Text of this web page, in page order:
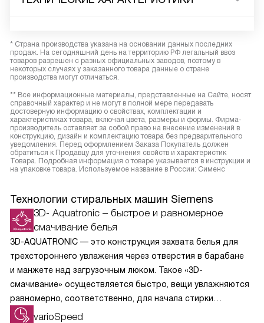
* Страна производства указана на основании данных последних
продаж. На сегодняшний день на территорию РФ легальный ввоз
товаров разрешен с разных официальных заводов, поэтому в
некоторых случаях у заказанного товара данные о стране
производства могут отличаться.
** Все информационные материалы, представленные на Сайте, носят
справочный характер и не могут в полной мере передавать
достоверную информацию о свойствах, комплектации и
характеристиках товара, включая цвета, размеры и формы. Фирма-
производитель оставляет за собой право на внесение изменений в
конструкцию, дизайн и комплектацию товара без предварительного
уведомления. Перед оформлением Заказа Покупатель должен
обратиться к Продавцу для уточнения свойств и характеристик
Товара. Подробная информация о товаре указывается в инструкции и
на упаковке товара. Используемое название в России: Сименс
Технологии стиральных машин Siemens
3D- Aquatronic – быстрое и равномерное
смачивание белья
3D-AQUATRONIC — это конструкция захвата белья для
трехстороннего увлажения через отверстия в барабане
и манжете над загрузочным люком. Такое «3D-
смачивание» осуществляется быстро, вещи увлажняются
равномерно, соответственно, для начала стирки
требуется меньше времени, воды и электроэнергии.
varioSpeed